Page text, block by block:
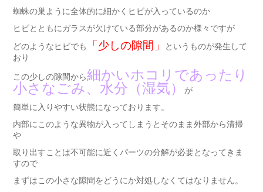
蜘蛛の巣ように全体的に細かくヒビが入っているのか
ヒビとともにガラスが欠けている部分があるのか様々ですが
どのようなヒビでも
「少しの隙間」
というものが発生して
おり
この少しの隙間から細かいホコリであったり
小さなごみ、水分（湿気）
が
簡単に入りやすい状態になっております。
内部にこのような異物が入ってしまうとそのまま外部から清掃
や
取り出すことは不可能に近くパーツの分解が必要となってきま
すので
まずはこの小さな隙間をどうにか対処しなくてはなりません。